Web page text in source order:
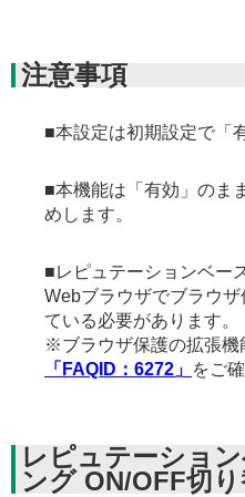
注意事項
■本設定は初期設定で「
■本機能は「有効」のま
めします。
■レピュテーションベー
Webブラウザでブラウ
ている必要があります。
※ブラウザ保護の拡張機
「FAQID：6272」 をご
レピュテーショ
ング ON/OFF切